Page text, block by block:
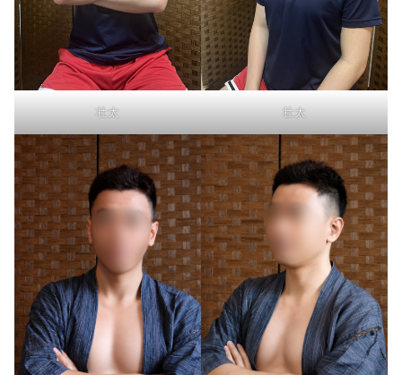
壮太 壮太